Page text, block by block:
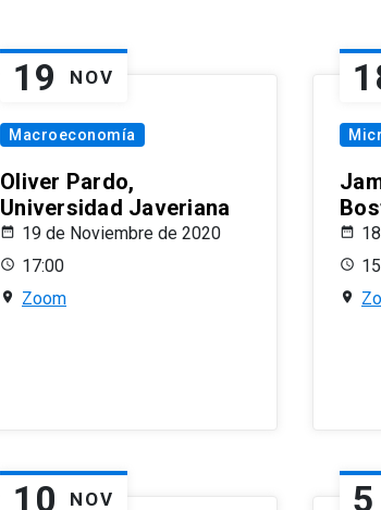
19 NOV
Macroeconomía
Oliver Pardo,
Universidad Javeriana
19 de Noviembre de 2020
17:00
Zoom
10 NOV 5